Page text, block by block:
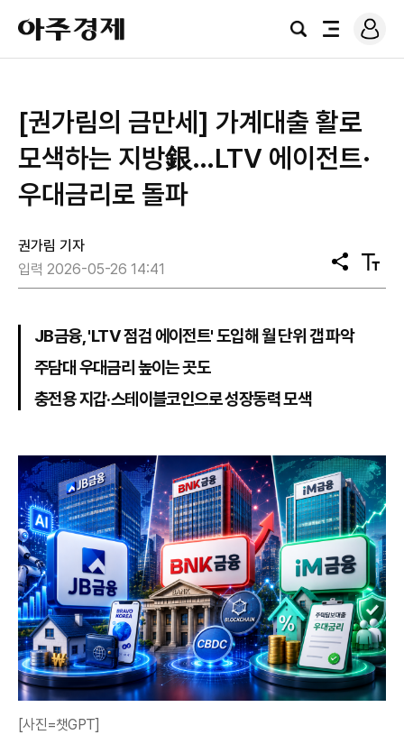
아
주
경
검
전
로
그
[권가림의 금만세] 가계대출 활로
모색하는 지방銀…LTV 에이전트·
우대금리로 돌파
권가림 기자
입력 2026-05-26 14:41
공
유
텍
스
JB금융, 'LTV 점검 에이전트' 도입해 월 단위 갭 파악
주담대 우대금리 높이는 곳도
충전용 지갑·스테이블코인으로 성장동력 모색
[사진=챗GPT]